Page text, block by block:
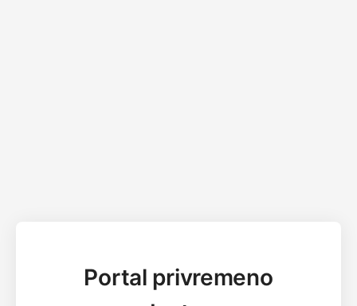
Portal privremeno